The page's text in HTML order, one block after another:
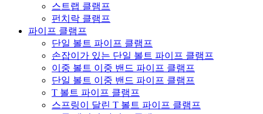
스트랩 클램프
펀치락 클램프
파이프 클램프
단일 볼트 파이프 클램프
손잡이가 있는 단일 볼트 파이프 클램프
이중 볼트 이중 밴드 파이프 클램프
단일 볼트 이중 밴드 파이프 클램프
T 볼트 파이프 클램프
스프링이 달린 T 볼트 파이프 클램프